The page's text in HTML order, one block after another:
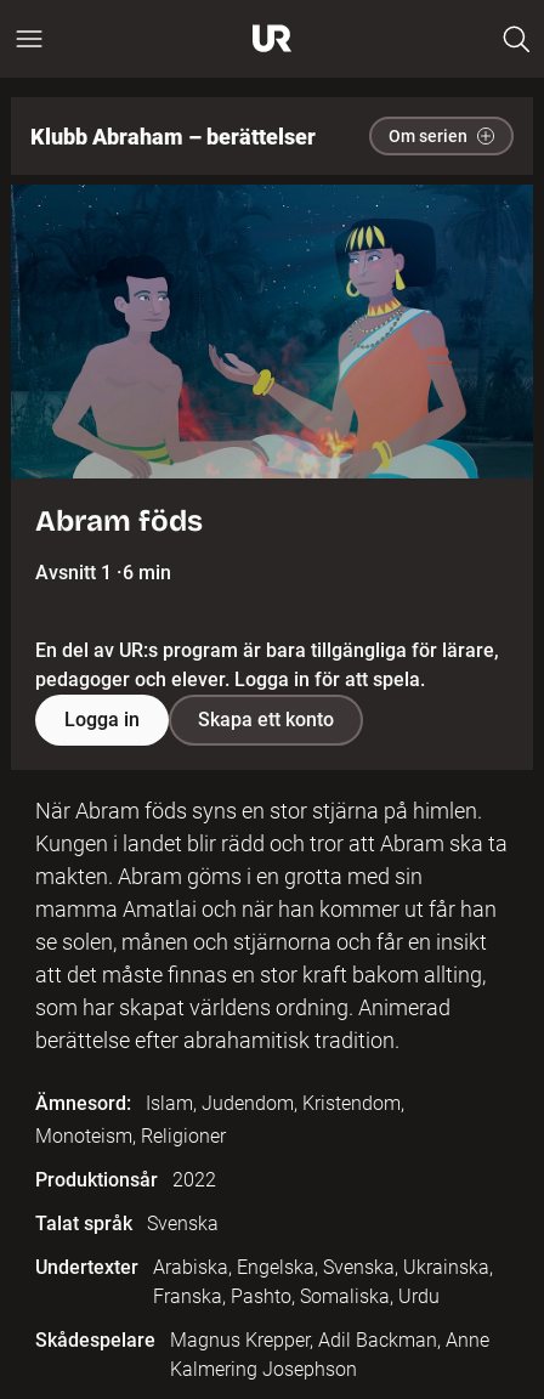
Klubb Abraham – berättelser Om serien
Abram föds
Avsnitt 1 ·6 min
En del av UR:s program är bara tillgängliga för lärare,
pedagoger och elever. Logga in för att spela.
Logga in
Skapa ett konto
När Abram föds syns en stor stjärna på himlen.
Kungen i landet blir rädd och tror att Abram ska ta
makten. Abram göms i en grotta med sin
mamma Amatlai och när han kommer ut får han
se solen, månen och stjärnorna och får en insikt
att det måste finnas en stor kraft bakom allting,
som har skapat världens ordning. Animerad
berättelse efter abrahamitisk tradition.
Ämnesord:
Islam, Judendom, Kristendom,
Monoteism, Religioner
Produktionsår
2022
Talat språk
Svenska
Undertexter
Arabiska, Engelska, Svenska, Ukrainska,
Franska, Pashto, Somaliska, Urdu
Skådespelare
Magnus Krepper, Adil Backman, Anne
Kalmering Josephson